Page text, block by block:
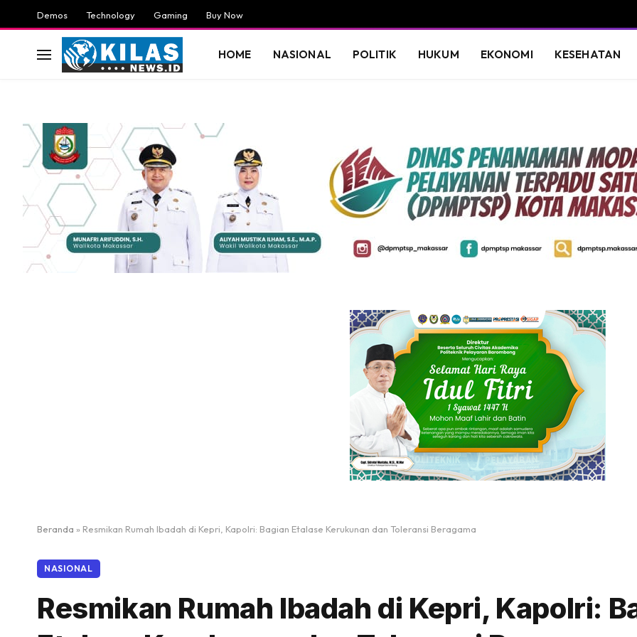
Demos Technology Gaming Buy Now
HOME NASIONAL POLITIK HUKUM EKONOMI KESEHATAN
Beranda » Resmikan Rumah Ibadah di Kepri, Kapolri: Bagian Etalase Kerukunan dan Toleransi Beragama
NASIONAL
Resmikan Rumah Ibadah di Kepri, Kapolri: